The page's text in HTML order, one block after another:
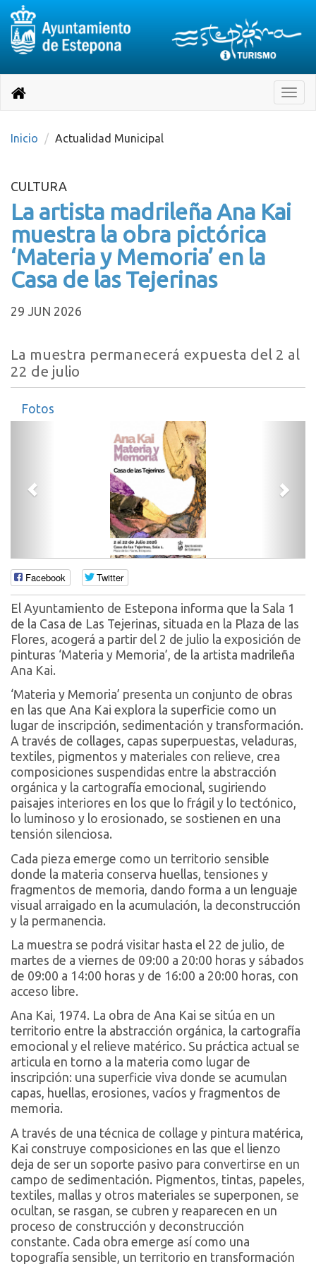
página
Toggle
Destino:
Volver
inicio
Inicio Actualidad Municipal
CULTURA
La artista madrileña Ana Kai
muestra la obra pictórica
‘Materia y Memoria’ en la
Casa de las Tejerinas
29 JUN 2026
La muestra permanecerá expuesta del 2 al
22 de julio
Fotos
Anterior
Facebook Twitter
El Ayuntamiento de Estepona informa que la Sala 1
de la Casa de Las Tejerinas, situada en la Plaza de las
Flores, acogerá a partir del 2 de julio la exposición de
pinturas ‘Materia y Memoria’, de la artista madrileña
Ana Kai.
‘Materia y Memoria’ presenta un conjunto de obras
en las que Ana Kai explora la superficie como un
lugar de inscripción, sedimentación y transformación.
A través de collages, capas superpuestas, veladuras,
textiles, pigmentos y materiales con relieve, crea
composiciones suspendidas entre la abstracción
orgánica y la cartografía emocional, sugiriendo
paisajes interiores en los que lo frágil y lo tectónico,
lo luminoso y lo erosionado, se sostienen en una
tensión silenciosa.
Cada pieza emerge como un territorio sensible
donde la materia conserva huellas, tensiones y
fragmentos de memoria, dando forma a un lenguaje
visual arraigado en la acumulación, la deconstrucción
y la permanencia.
La muestra se podrá visitar hasta el 22 de julio, de
martes de a viernes de 09:00 a 20:00 horas y sábados
de 09:00 a 14:00 horas y de 16:00 a 20:00 horas, con
acceso libre.
Ana Kai, 1974. La obra de Ana Kai se sitúa en un
territorio entre la abstracción orgánica, la cartografía
emocional y el relieve matérico. Su práctica actual se
articula en torno a la materia como lugar de
inscripción: una superficie viva donde se acumulan
capas, huellas, erosiones, vacíos y fragmentos de
memoria.
A través de una técnica de collage y pintura matérica,
Kai construye composiciones en las que el lienzo
deja de ser un soporte pasivo para convertirse en un
campo de sedimentación. Pigmentos, tintas, papeles,
textiles, mallas y otros materiales se superponen, se
ocultan, se rasgan, se cubren y reaparecen en un
proceso de construcción y deconstrucción
constante. Cada obra emerge así como una
topografía sensible, un territorio en transformación